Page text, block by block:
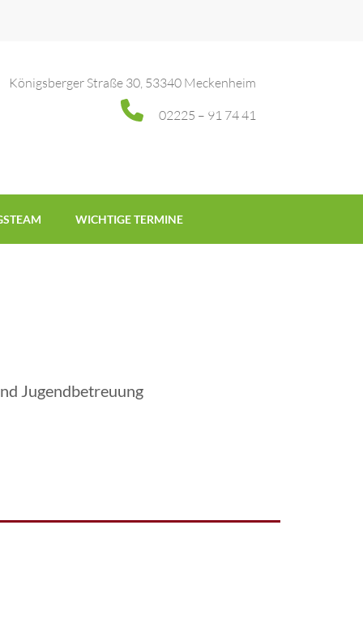
Königsberger Straße 30, 53340 Meckenheim
02225 – 91 74 41
WICHTIGE TERMINE
Jugendbetreuung